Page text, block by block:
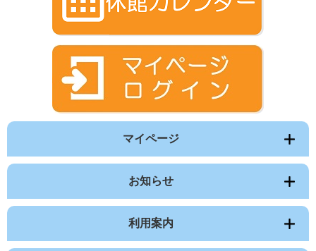
マイページ
お知らせ
利用案内